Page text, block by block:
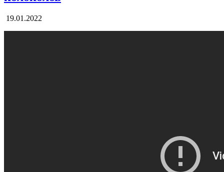
19.01.2022